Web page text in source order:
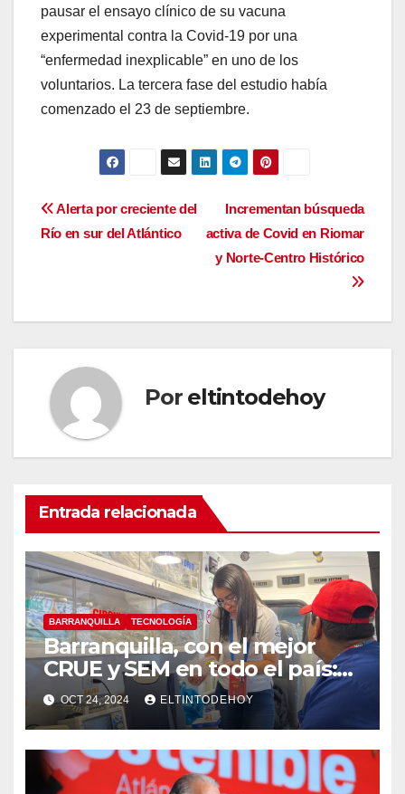
pausar el ensayo clínico de su vacuna
experimental contra la Covid-19 por una
“enfermedad inexplicable” en uno de los
voluntarios. La tercera fase del estudio había
comenzado el 23 de septiembre.
Navegación
Incrementan búsqueda
activa de Covid en Riomar
y Norte-Centro Histórico
Alerta por creciente del
Río en sur del Atlántico
Por eltintodehoy
Entrada relacionada
BARRANQUILLA TECNOLOGÍA
Barranquilla, con el mejor
CRUE y SEM en todo el país:
MinSalud
OCT 24, 2024 ELTINTODEHOY